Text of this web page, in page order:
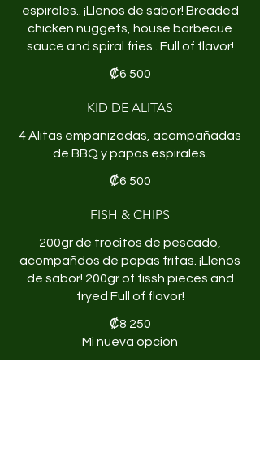
espirales.. ¡Llenos de sabor! Breaded
chicken nuggets, house barbecue
₡6 500
KID DE ALITAS
4 Alitas empanizadas, acompañadas
de BBQ y papas espirales.
₡6 500
FISH & CHIPS
200gr de trocitos de pescado,
acompañdos de papas fritas. ¡Llenos
de sabor! 200gr of fissh pieces and
fryed Full of flavor!
₡8 250
Mi nueva opción